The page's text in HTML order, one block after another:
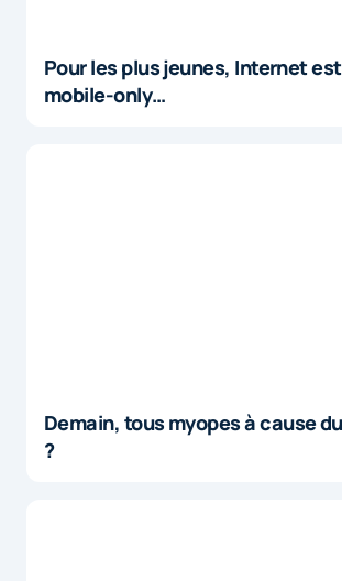
Pour les plus jeunes, Internet
mobile-only…
Demain, tous myopes à cause
?